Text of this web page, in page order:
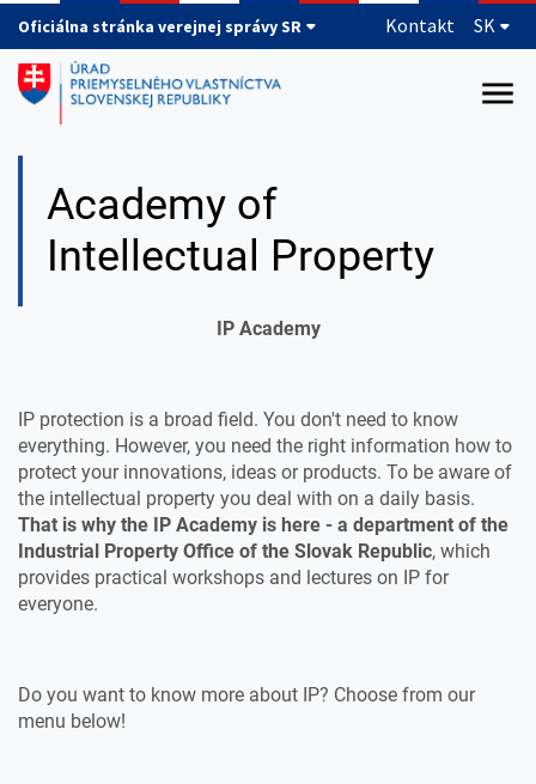
Preskočiť na hlavný obsah
Oficiálna stránka verejnej správy SR Kontakt SK
Academy of
Intellectual Property
IP Academy
IP protection is a broad field. You don't need to know
everything. However, you need the right information how to
protect your innovations, ideas or products. To be aware of
the intellectual property you deal with on a daily basis.
That is why the IP Academy is here - a department of the
Industrial Property Office of the Slovak Republic, which
provides practical workshops and lectures on IP for
everyone.
Do you want to know more about IP? Choose from our
menu below!